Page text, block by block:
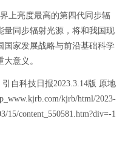
亮度最高的第四代同步辐
量同步辐射光源，将和我国现
国家发展战略与前沿基础科学
意义。
引自科技日报2023.3.14版 原地
kjrb/html/2023-
15/content_550581.htm?div=-1